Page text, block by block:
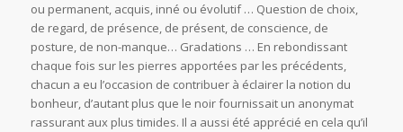
ou permanent, acquis, inné ou évolutif … Question de choix,
de regard, de présence, de présent, de conscience, de
posture, de non-manque… Gradations … En rebondissant
chaque fois sur les pierres apportées par les précédents,
chacun a eu l’occasion de contribuer à éclairer la notion du
bonheur, d’autant plus que le noir fournissait un anonymat
rassurant aux plus timides. Il a aussi été apprécié en cela qu’il